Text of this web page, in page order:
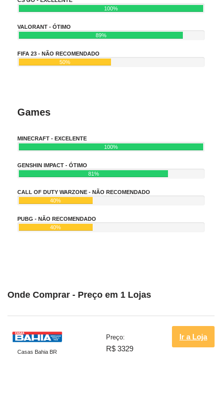
100%
VALORANT - ÓTIMO
89%
FIFA 23 - NÃO RECOMENDADO
50%
Games
MINECRAFT - EXCELENTE
100%
GENSHIN IMPACT - ÓTIMO
81%
CALL OF DUTY WARZONE - NÃO RECOMENDADO
40%
PUBG - NÃO RECOMENDADO
40%
Onde Comprar - Preço em 1 Lojas
Casas Bahia BR
Preço:
R$ 3329
Ir a Loja